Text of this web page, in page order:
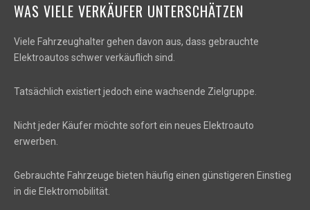
WAS VIELE VERKÄUFER UNTERSCHÄTZEN
Viele Fahrzeughalter gehen davon aus, dass gebrauchte
Elektroautos schwer verkäuflich sind.
Tatsächlich existiert jedoch eine wachsende Zielgruppe.
Nicht jeder Käufer möchte sofort ein neues Elektroauto
erwerben.
Gebrauchte Fahrzeuge bieten häufig einen günstigeren Einstieg
in die Elektromobilität.